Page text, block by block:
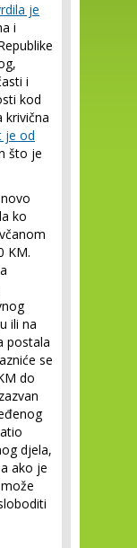
je
i
i
kod
krivična
je od
što je
ko
KM.
ili na
postala
se
do
djela,
ako je